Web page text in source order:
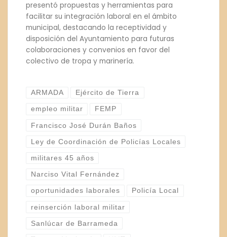
presentó propuestas y herramientas para
facilitar su integración laboral en el ámbito
municipal, destacando la receptividad y
disposición del Ayuntamiento para futuras
colaboraciones y convenios en favor del
colectivo de tropa y marinería.
ARMADA Ejército de Tierra
empleo militar FEMP
Francisco José Durán Baños
Ley de Coordinación de Policías Locales
militares 45 años
Narciso Vital Fernández
oportunidades laborales Policía Local
reinserción laboral militar
Sanlúcar de Barrameda